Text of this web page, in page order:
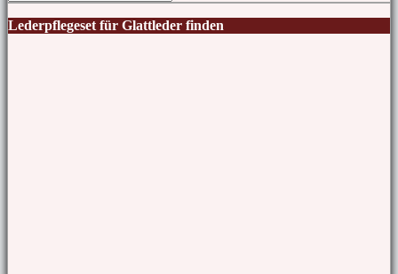
Lederpflegeset für Glattleder finden